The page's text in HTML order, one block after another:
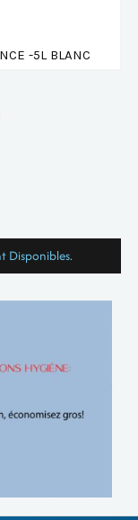
-5L BLANC
Disponibles.